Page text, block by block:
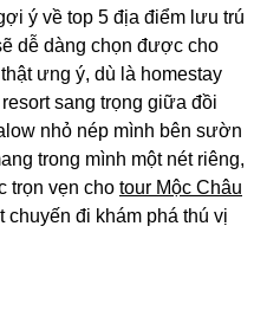
ý về top 5 địa điểm lưu trú
dễ dàng chọn được cho
ưng ý, dù là homestay
sang trọng giữa đồi
nhỏ nép mình bên sườn
trong mình một nét riêng,
trọn vẹn cho tour Mộc Châu
chuyến đi khám phá thú vị